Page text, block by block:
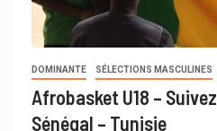
DOMINANTE SÉLECTIONS MASCULINES
Afrobasket U18 –
Sénégal – Tunisie